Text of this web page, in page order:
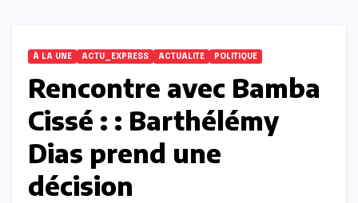
À LA UNE ACTU_EXPRESS ACTUALITE POLITIQUE
Rencontre avec Bamba
Cissé : : Barthélémy
Dias prend une
décision